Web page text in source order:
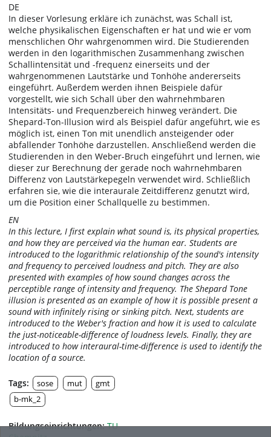
DE
In dieser Vorlesung erkläre ich zunächst, was Schall ist,
welche physikalischen Eigenschaften er hat und wie er vom
menschlichen Ohr wahrgenommen wird. Die Studierenden
werden in den logarithmischen Zusammenhang zwischen
Schallintensität und -frequenz einerseits und der
wahrgenommenen Lautstärke und Tonhöhe andererseits
eingeführt. Außerdem werden ihnen Beispiele dafür
vorgestellt, wie sich Schall über den wahrnehmbaren
Intensitäts- und Frequenzbereich hinweg verändert. Die
Shepard-Ton-Illusion wird als Beispiel dafür angeführt, wie es
möglich ist, einen Ton mit unendlich ansteigender oder
abfallender Tonhöhe darzustellen. Anschließend werden die
Studierenden in den Weber-Bruch eingeführt und lernen, wie
dieser zur Berechnung der gerade noch wahrnehmbaren
Differenz von Lautstärkepegeln verwendet wird. Schließlich
erfahren sie, wie die interaurale Zeitdifferenz genutzt wird,
um die Position einer Schallquelle zu bestimmen.
EN
In this lecture, I first explain what sound is, its physical properties,
and how they are perceived via the human ear. Students are
introduced to the logarithmic relationship of the sound's intensity
and frequency to perceived loudness and pitch. They are also
presented with examples of how sound changes across the
perceptible range of intensity and frequency. The Shepard Tone
illusion is presented as an example of how it is possible present a
sound with infinitely rising or sinking pitch. Next, students are
introduced to the Weber's fraction and how it is used to calculate
the just-noticeable-difference of loudness levels. Finally, they are
introduced to how interaural-time-difference is used to identify the
location of a source.
Tags: sose mut
gmt
b-mk_2
Bildungseinrichtungen: TU